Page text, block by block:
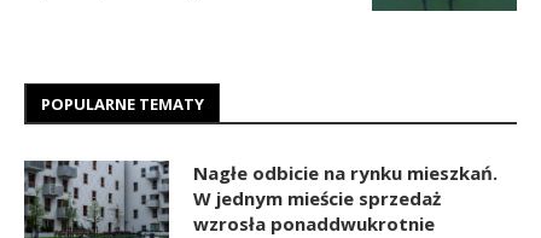
POPULARNE TEMATY
Nagłe odbicie na rynku mieszkań.
W jednym mieście sprzedaż
wzrosła ponaddwukrotnie